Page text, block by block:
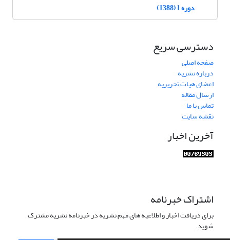
دوره 1 (1388)
دسترسی سریع
صفحه اصلی
درباره نشریه
اعضای هیات تحریریه
ارسال مقاله
تماس با ما
نقشه سایت
آخرین اخبار
اشتراک خبرنامه
برای دریافت اخبار و اطلاعیه های مهم نشریه در خبرنامه نشریه مشترک
شوید.